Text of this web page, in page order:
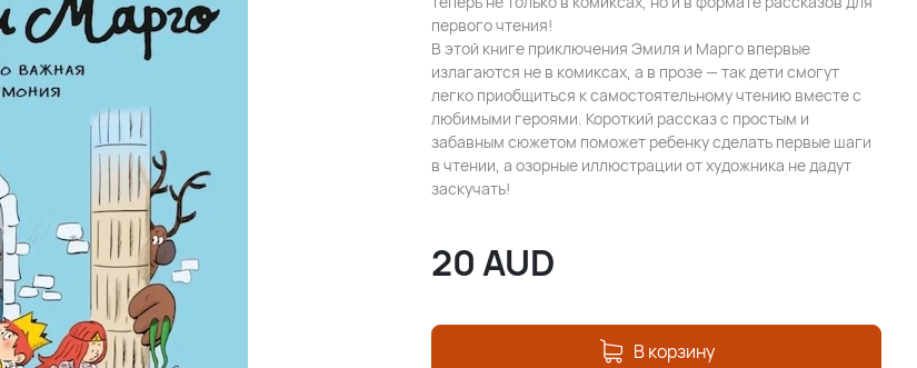
первого чтения!
В этой книге приключения Эмиля и Марго впервые
излагаются не в комиксах, а в прозе — так дети смогут
легко приобщиться к самостоятельному чтению вместе с
любимыми героями. Короткий рассказ с простым и
забавным сюжетом поможет ребенку сделать первые шаги
в чтении, а озорные иллюстрации от художника не дадут
заскучать!
20AUD
В корзину